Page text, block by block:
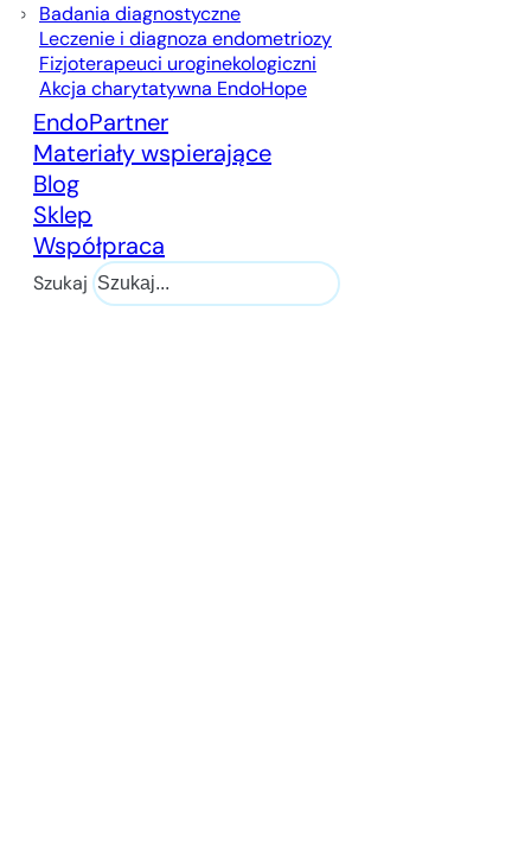
Badania diagnostyczne
Leczenie i diagnoza endometriozy
Fizjoterapeuci uroginekologiczni
Akcja charytatywna EndoHope
EndoPartner
Materiały wspierające
Blog
Sklep
Współpraca
Szukaj